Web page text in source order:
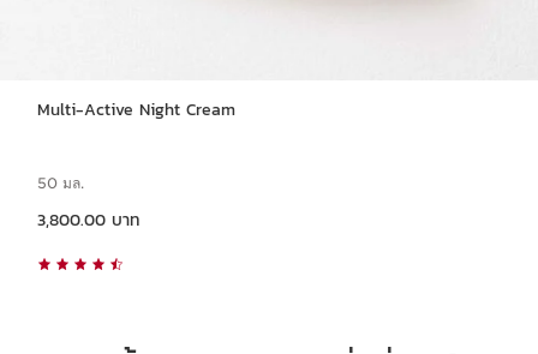
Multi-Active Night Cream
50 มล.
3,800.00 บาท